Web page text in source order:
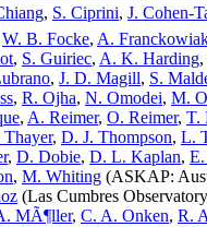
, S. Ciprini, J. Cohen-
W. B. Focke, A.
, S. Guiriec, A. K. Harding,
, J. D. Magill, S.
, R. Ojha, N. Omodei, M.
, A. Reimer, O. Reimer, T.
Thayer, D. J. Thompson, L.
, D. Dobie, D. L. Kaplan,
, M. Whiting (ASKAP:
(Las Cumbres
MÃ¶ller, C. A. Onken, R.